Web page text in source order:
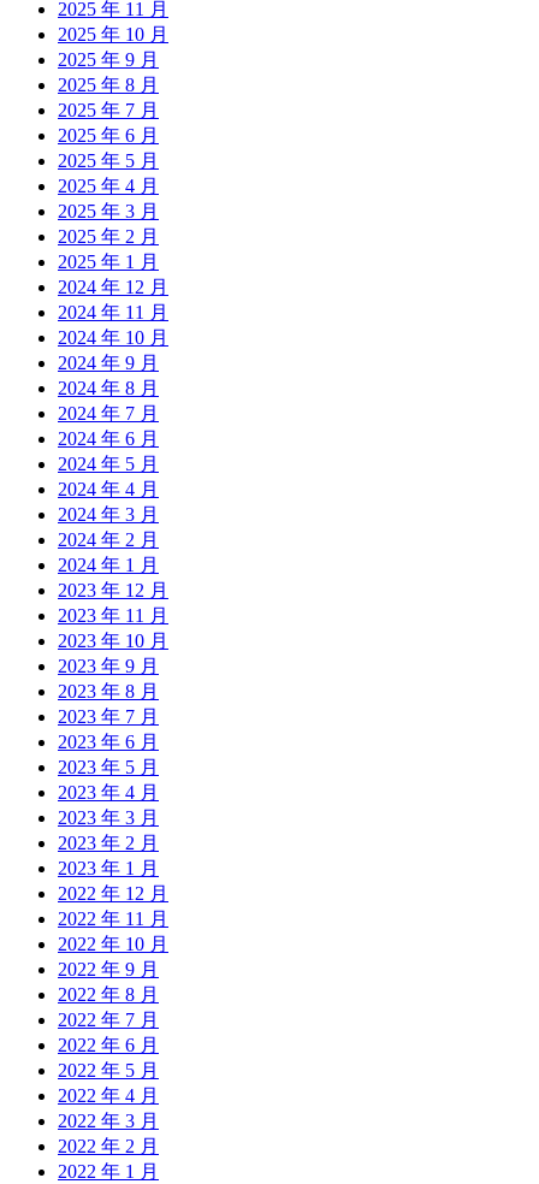
2025 年 11 月
2025 年 10 月
2025 年 9 月
2025 年 8 月
2025 年 7 月
2025 年 6 月
2025 年 5 月
2025 年 4 月
2025 年 3 月
2025 年 2 月
2025 年 1 月
2024 年 12 月
2024 年 11 月
2024 年 10 月
2024 年 9 月
2024 年 8 月
2024 年 7 月
2024 年 6 月
2024 年 5 月
2024 年 4 月
2024 年 3 月
2024 年 2 月
2024 年 1 月
2023 年 12 月
2023 年 11 月
2023 年 10 月
2023 年 9 月
2023 年 8 月
2023 年 7 月
2023 年 6 月
2023 年 5 月
2023 年 4 月
2023 年 3 月
2023 年 2 月
2023 年 1 月
2022 年 12 月
2022 年 11 月
2022 年 10 月
2022 年 9 月
2022 年 8 月
2022 年 7 月
2022 年 6 月
2022 年 5 月
2022 年 4 月
2022 年 3 月
2022 年 2 月
2022 年 1 月